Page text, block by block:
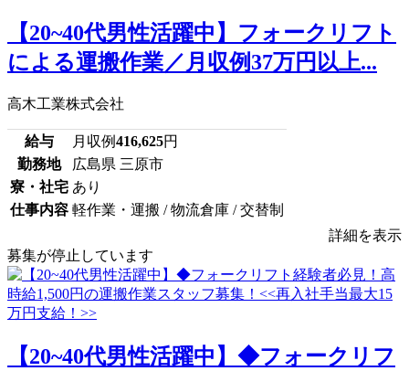
【20~40代男性活躍中】フォークリフト
による運搬作業／月収例37万円以上...
高木工業株式会社
給与 月収例416,625円
勤務地
広島県 三原市
寮・社宅 あり
仕事内容 軽作業・運搬 / 物流倉庫 / 交替制
詳細を表示
募集が停止しています
【20~40代男性活躍中】◆フォークリフ